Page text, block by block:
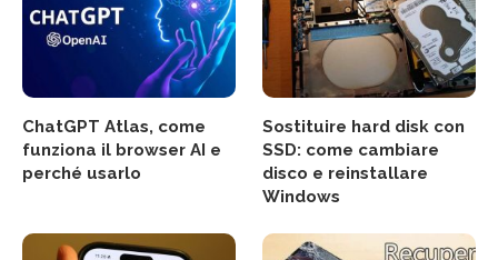
ChatGPT Atlas, come
funziona il browser AI e
perché usarlo
Sostituire hard disk con
SSD: come cambiare
disco e reinstallare
Windows